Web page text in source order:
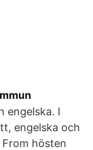
engelska. I
engelska och
hösten